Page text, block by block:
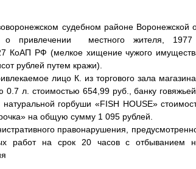
судебном районе Воронежской
о привлечении местного жителя,
КоАП РФ (мелкое хищение чужого
рублей путем кражи).
лицо К. из торгового зала
0.7 л. стоимостью 654,99 руб., банку
горбуши «FISH HOUSE»
на общую сумму 1 095 рублей.
правонарушения,
работ на срок 20 часов с отбыванием